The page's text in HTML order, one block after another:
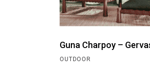
Guna Charpoy –
OUTDOOR